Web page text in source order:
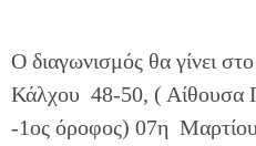
Ο διαγωνισμός θα γίνει
Κάλχου 48-50, ( Αίθουσα
-1ος όροφος) 07η